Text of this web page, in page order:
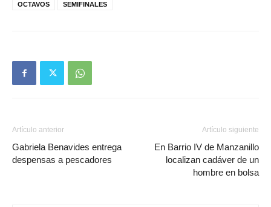
OCTAVOS
SEMIFINALES
Artículo anterior
Gabriela Benavides entrega
despensas a pescadores
Artículo siguiente
En Barrio IV de Manzanillo
localizan cadáver de un
hombre en bolsa